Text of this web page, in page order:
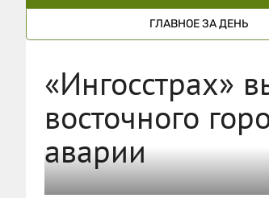
ГЛАВНОЕ ЗА ДЕНЬ
«Ингосстрах»
восточного
аварии